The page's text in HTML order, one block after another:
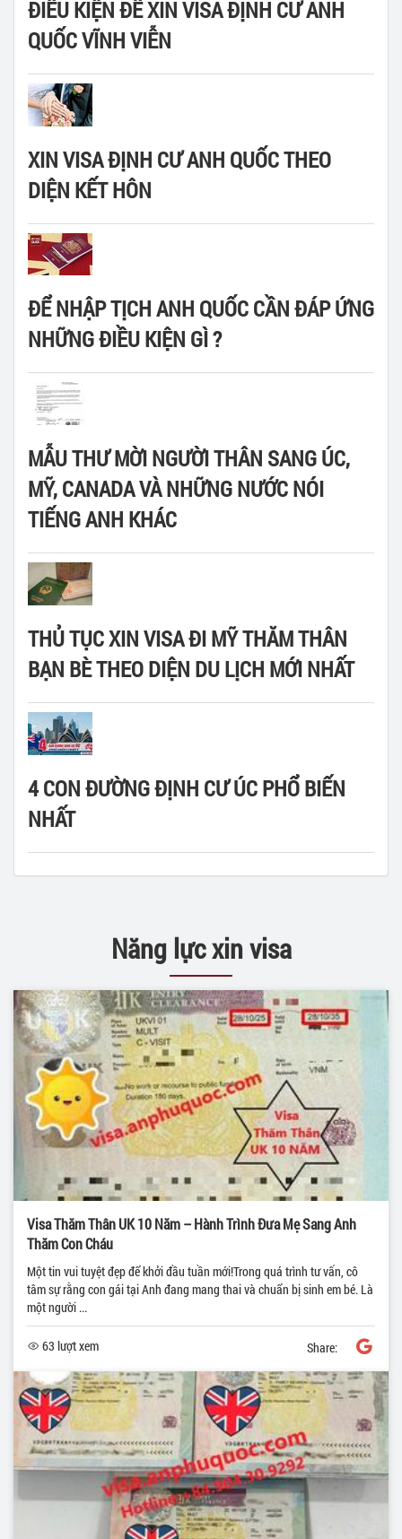
ĐIỀU KIỆN ĐỂ XIN VISA ĐỊNH CƯ ANH
QUỐC VĨNH VIỄN
XIN VISA ĐỊNH CƯ ANH QUỐC THEO
DIỆN KẾT HÔN
ĐỂ NHẬP TỊCH ANH QUỐC CẦN ĐÁP ỨNG
NHỮNG ĐIỀU KIỆN GÌ ?
MẪU THƯ MỜI NGƯỜI THÂN SANG ÚC,
MỸ, CANADA VÀ NHỮNG NƯỚC NÓI
TIẾNG ANH KHÁC
THỦ TỤC XIN VISA ĐI MỸ THĂM THÂN
BẠN BÈ THEO DIỆN DU LỊCH MỚI NHẤT
4 CON ĐƯỜNG ĐỊNH CƯ ÚC PHỔ BIẾN
NHẤT
Năng lực xin visa
Visa Thăm Thân UK 10 Năm – Hành Trình Đưa Mẹ Sang Anh
Thăm Con Cháu
Một tin vui tuyệt đẹp để khởi đầu tuần mới!Trong quá trình tư vấn, cô
tâm sự rằng con gái tại Anh đang mang thai và chuẩn bị sinh em bé. Là
một người ...
63 lượt xem Share: